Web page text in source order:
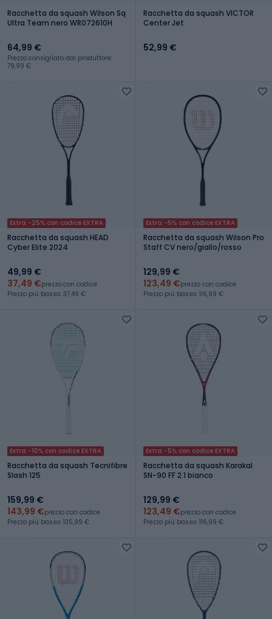
Racchetta da squash Wilson Sq
Ultra Team nero WR072610H
64,99 €
Prezzo consigliato dal produttore:
79,99 €
Racchetta da squash VICTOR
Center Jet
52,99 €
Extra -25% con codice EXTRA
Racchetta da squash HEAD
Cyber Elite 2024
49,99 €
37,49 €prezzo con codice
Prezzo più basso: 37,49 €
Extra -5% con codice EXTRA
Racchetta da squash Wilson Pro
Staff CV nero/giallo/rosso
129,99 €
123,49 €prezzo con codice
Prezzo più basso: 116,99 €
Extra -10% con codice EXTRA
Racchetta da squash Tecnifibre
Slash 125
159,99 €
143,99 €prezzo con codice
Prezzo più basso: 135,99 €
Extra -5% con codice EXTRA
Racchetta da squash Karakal
SN-90 FF 2.1 bianco
129,99 €
123,49 €prezzo con codice
Prezzo più basso: 116,99 €